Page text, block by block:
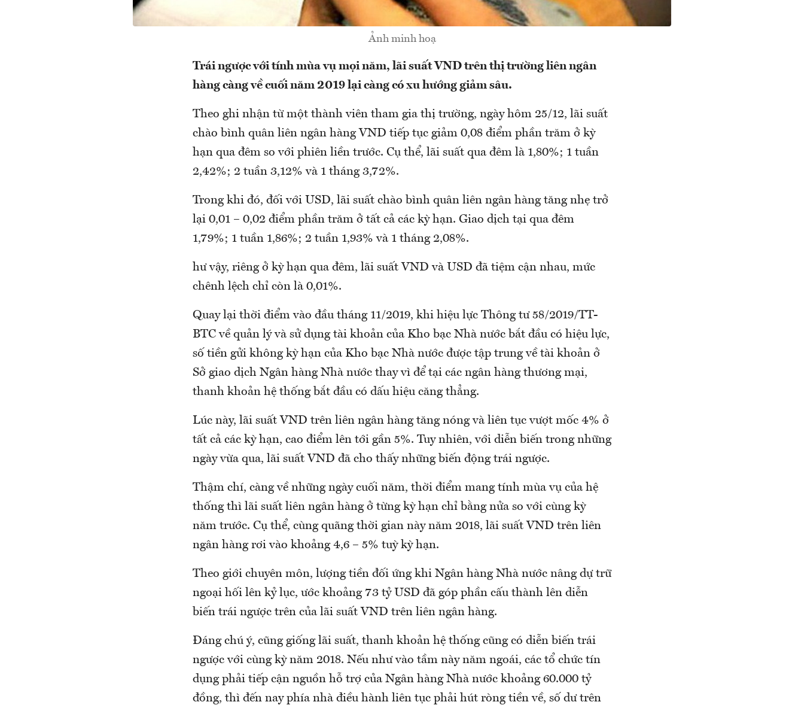
Ảnh minh hoạ
Trái ngược với tính mùa vụ mọi năm, lãi suất VND trên thị trường liên ngân
hàng càng về cuối năm 2019 lại càng có xu hướng giảm sâu.
Theo ghi nhận từ một thành viên tham gia thị trường, ngày hôm 25/12, lãi suất
chào bình quân liên ngân hàng VND tiếp tục giảm 0,08 điểm phần trăm ở kỳ
hạn qua đêm so với phiên liền trước. Cụ thể, lãi suất qua đêm là 1,80%; 1 tuần
2,42%; 2 tuần 3,12% và 1 tháng 3,72%.
Trong khi đó, đối với USD, lãi suất chào bình quân liên ngân hàng tăng nhẹ trở
lại 0,01 – 0,02 điểm phần trăm ở tất cả các kỳ hạn. Giao dịch tại qua đêm
1,79%; 1 tuần 1,86%; 2 tuần 1,93% và 1 tháng 2,08%.
hư vậy, riêng ở kỳ hạn qua đêm, lãi suất VND và USD đã tiệm cận nhau, mức
chênh lệch chỉ còn là 0,01%.
Quay lại thời điểm vào đầu tháng 11/2019, khi hiệu lực Thông tư 58/2019/TT-
BTC về quản lý và sử dụng tài khoản của Kho bạc Nhà nước bắt đầu có hiệu lực,
số tiền gửi không kỳ hạn của Kho bạc Nhà nước được tập trung về tài khoản ở
Sở giao dịch Ngân hàng Nhà nước thay vì để tại các ngân hàng thương mại,
thanh khoản hệ thống bắt đầu có dấu hiệu căng thẳng.
Lúc này, lãi suất VND trên liên ngân hàng tăng nóng và liên tục vượt mốc 4% ở
tất cả các kỳ hạn, cao điểm lên tới gần 5%. Tuy nhiên, với diễn biến trong những
ngày vừa qua, lãi suất VND đã cho thấy những biến động trái ngược.
Thậm chí, càng về những ngày cuối năm, thời điểm mang tính mùa vụ của hệ
thống thì lãi suất liên ngân hàng ở từng kỳ hạn chỉ bằng nửa so với cùng kỳ
năm trước. Cụ thể, cùng quãng thời gian này năm 2018, lãi suất VND trên liên
ngân hàng rơi vào khoảng 4,6 – 5% tuỳ kỳ hạn.
Theo giới chuyên môn, lượng tiền đối ứng khi Ngân hàng Nhà nước nâng dự trữ
ngoại hối lên kỷ lục, ước khoảng 73 tỷ USD đã góp phần cấu thành lên diễn
biến trái ngược trên của lãi suất VND trên liên ngân hàng.
Đáng chú ý, cũng giống lãi suất, thanh khoản hệ thống cũng có diễn biến trái
ngược với cùng kỳ năm 2018. Nếu như vào tầm này năm ngoái, các tổ chức tín
dụng phải tiếp cận nguồn hỗ trợ của Ngân hàng Nhà nước khoảng 60.000 tỷ
đồng, thì đến nay phía nhà điều hành liên tục phải hút ròng tiền về, số dư trên